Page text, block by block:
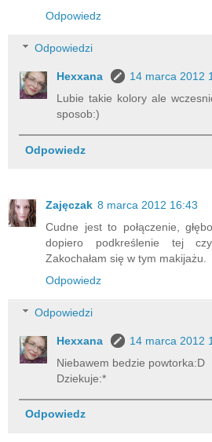
Odpowiedz
Odpowiedzi
Hexxana
14 marca 2012
Lubie takie kolory ale
sposob:)
Odpowiedz
Zajęczak 8 marca 2012 16:43
Cudne jest to połączenie,
dopiero podkreślenie tej
Zakochałam się w tym makijażu.
Odpowiedz
Odpowiedzi
Hexxana
14 marca 2012
Niebawem bedzie powtorka:D
Dziekuje:*
Odpowiedz